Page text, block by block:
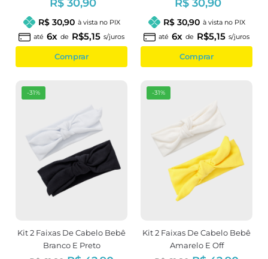
R$ 30,90
R$ 30,90 à vista no PIX
até 6x de R$5,15 s/juros
Comprar
R$ 30,90
R$ 30,90 à vista no PIX
até 6x de R$5,15 s/juros
Comprar
-31%
Kit 2 Faixas De Cabelo Bebê
Branco E Preto
-31%
Kit 2 Faixas De Cabelo Bebê
Amarelo E Off